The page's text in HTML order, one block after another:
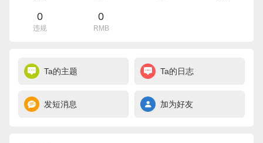
0
违规
0
RMB
Ta的主题 Ta的日志
发短消息 加为好友